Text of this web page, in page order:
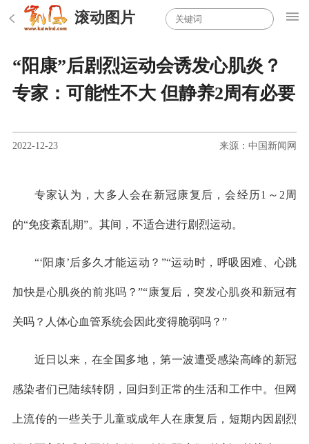
滚动图片
“阳康”后剧烈运动会诱发心肌炎？
专家：可能性不大 但静养2周有必要
2022-12-23 来源：中国新闻网
专家认为，大多人会在新冠康复后，会经历1～2周
的“免疫紊乱期”。其间，不适合进行剧烈运动。
“‘阳康’后多久才能运动？”“运动时，呼吸困难、心跳
加快是心肌炎的前兆吗？”“康复后，突发心肌炎和新冠有
关吗？人体心血管系统会因此变得脆弱吗？”
近日以来，在全国多地，第一波遭受感染高峰的新冠
感染者们已陆续转阴，回归到正常的生活和工作中。但网
上流传的一些关于儿童或成年人在康复后，短期内因剧烈